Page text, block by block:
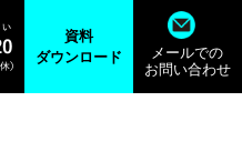
資料
ダウンロード
メールでの
お問い合わせ